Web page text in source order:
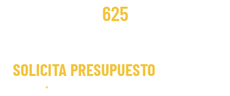
SOLICITA PRESUPUESTO
625